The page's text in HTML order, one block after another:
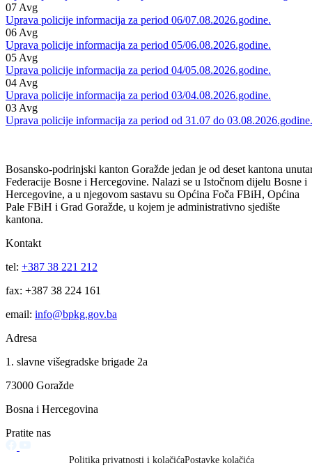
Informacije MUP-a
10Avg
Uprava policije informacija za period od 07.08. do
07Avg
Uprava policije informacija za period 06/07.08.2026.godine.
06Avg
Uprava policije informacija za period 05/06.08.2026.godine.
05Avg
Uprava policije informacija za period 04/05.08.2026.godine.
04Avg